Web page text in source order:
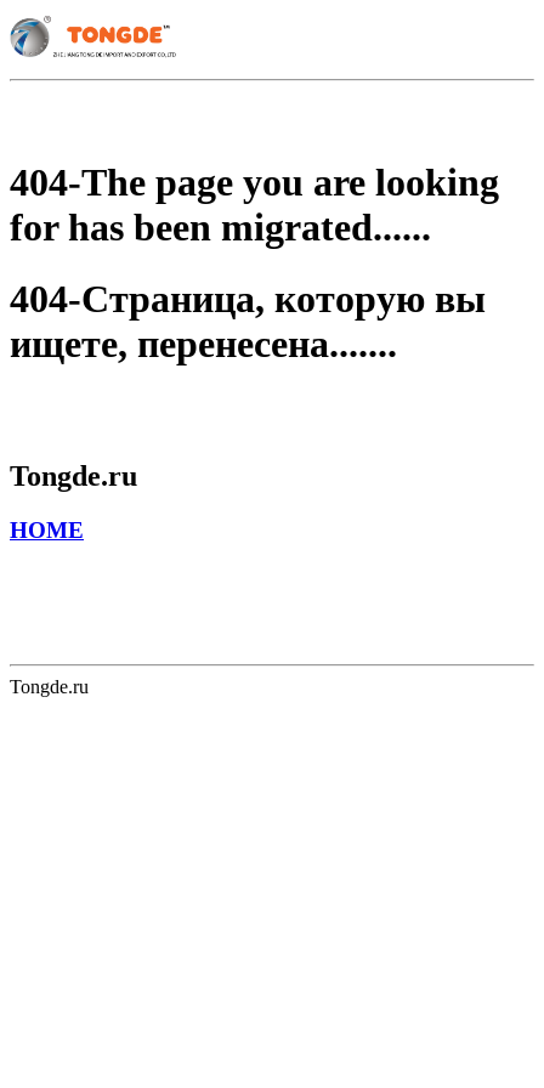
404-The page you are looking
for has been migrated......
404-Страница, которую вы
ищете, перенесена.......
Tongde.ru
HOME
Tongde.ru